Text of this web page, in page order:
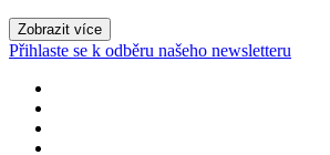
Zobrazit více
Přihlaste se k odběru našeho newsletteru